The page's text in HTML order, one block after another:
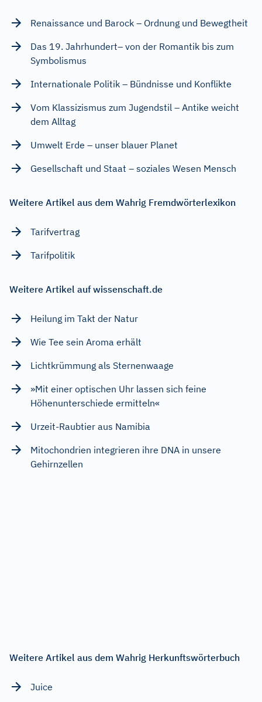
Renaissance und Barock – Ordnung und Bewegtheit
Das 19. Jahrhundert– von der Romantik bis zum
Symbolismus
Internationale Politik – Bündnisse und Konflikte
Vom Klassizismus zum Jugendstil – Antike weicht
dem Alltag
Umwelt Erde – unser blauer Planet
Gesellschaft und Staat – soziales Wesen Mensch
Weitere Artikel aus dem Wahrig Fremdwörterlexikon
Tarifvertrag
Tarifpolitik
Weitere Artikel auf wissenschaft.de
Heilung im Takt der Natur
Wie Tee sein Aroma erhält
Lichtkrümmung als Sternenwaage
»Mit einer optischen Uhr lassen sich feine
Höhenunterschiede ermitteln«
Urzeit-Raubtier aus Namibia
Mitochondrien integrieren ihre DNA in unsere
Gehirnzellen
Weitere Artikel aus dem Wahrig Herkunftswörterbuch
Juice